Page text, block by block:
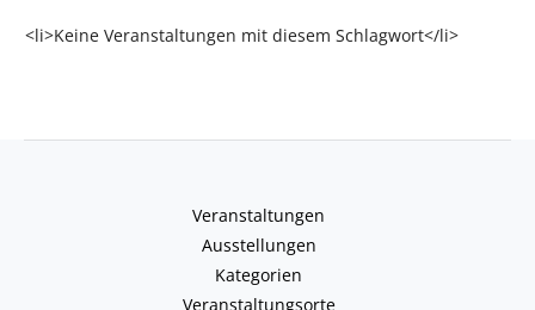
<li>Keine Veranstaltungen mit diesem Schlagwort</li>
Veranstaltungen
Ausstellungen
Kategorien
Veranstaltungsorte